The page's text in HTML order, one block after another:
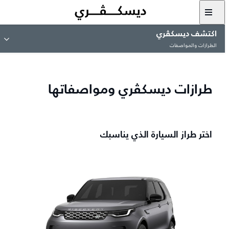
اكتشف ديسكڤري
الطرازات والمواصفات
طرازات ديسكڤري ومواصفاتها
اختر طراز السيارة الذي يناسبك